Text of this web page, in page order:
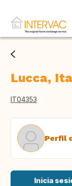
Lucca,
IT04353
Perfil
Inicia